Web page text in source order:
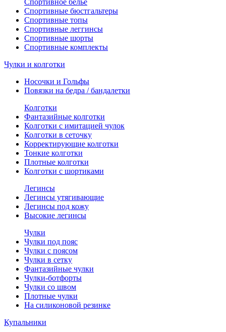
Спортивное белье
Спортивные бюстгальтеры
Спортивные топы
Спортивные леггинсы
Спортивные шорты
Спортивные комплекты
Чулки и колготки
Носочки и Гольфы
Повязки на бедра / бандалетки
Колготки
Фантазийные колготки
Колготки с имитацией чулок
Колготки в сеточку
Корректирующие колготки
Тонкие колготки
Плотные колготки
Колготки с шортиками
Легинсы
Легинсы утягивающие
Легинсы под кожу
Высокие легинсы
Чулки
Чулки под пояс
Чулки с поясом
Чулки в сетку
Фантазийные чулки
Чулки-ботфорты
Чулки со швом
Плотные чулки
На силиконовой резинке
Купальники